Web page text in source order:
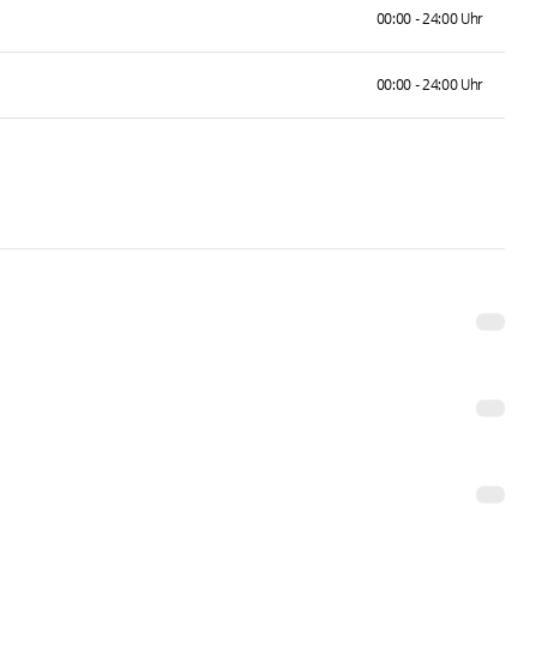
00:00 - 24:00 Uhr
00:00 - 24:00 Uhr